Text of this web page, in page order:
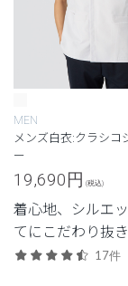
MEN
メンズ白衣:クラシコ
ー
19,690円 (税込)
着心地、シルエ
てにこだわり抜
シコ」の名を許さ
17件